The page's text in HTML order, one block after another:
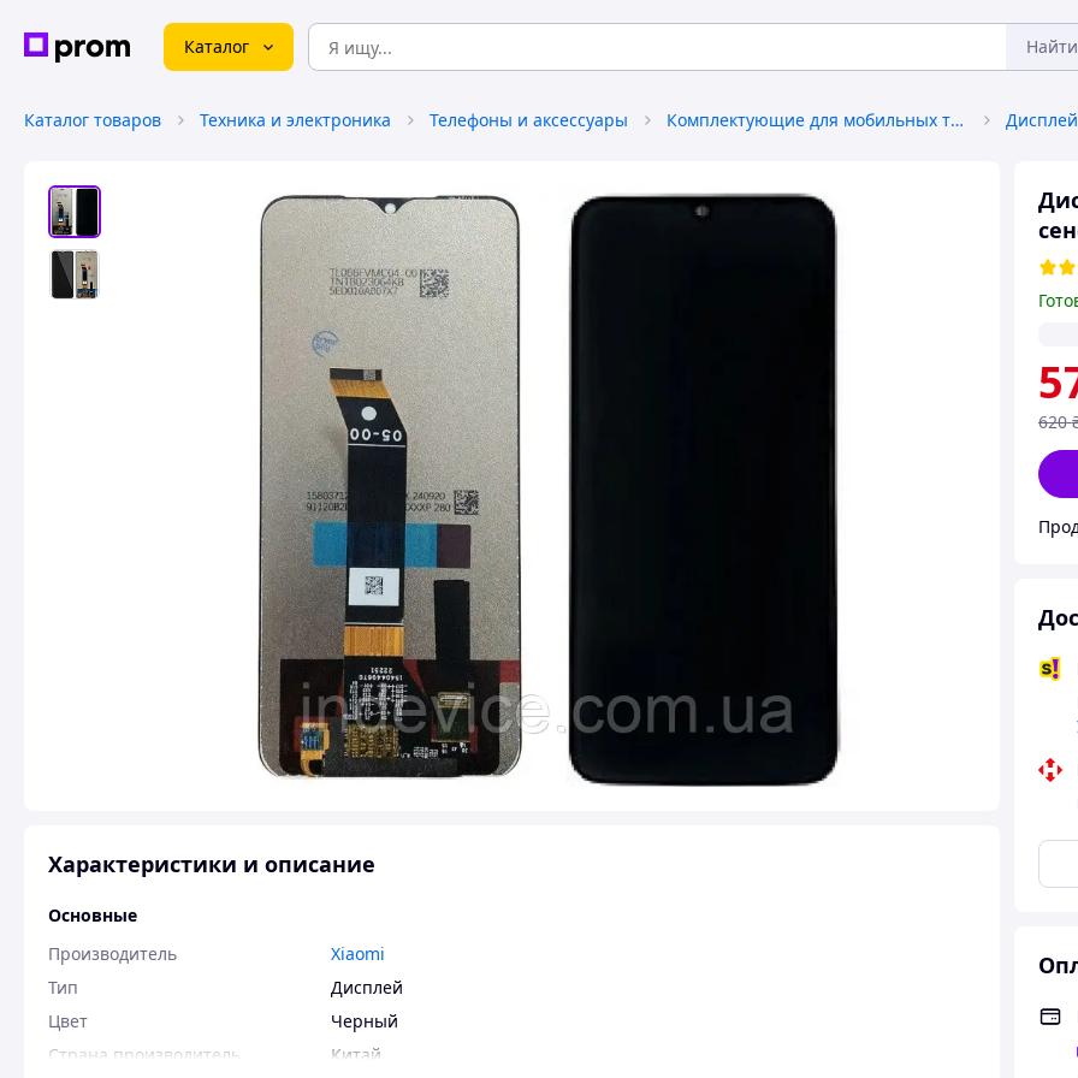
Каталог Найти
Каталог товаров Техника и электроника Телефоны и аксессуары Комплектующие для мобильных телефонов
620
Характеристики и описание
Основные
Производитель
Xiaomi
Тип
Дисплей
Цвет
Черный
Страна производитель
Китай